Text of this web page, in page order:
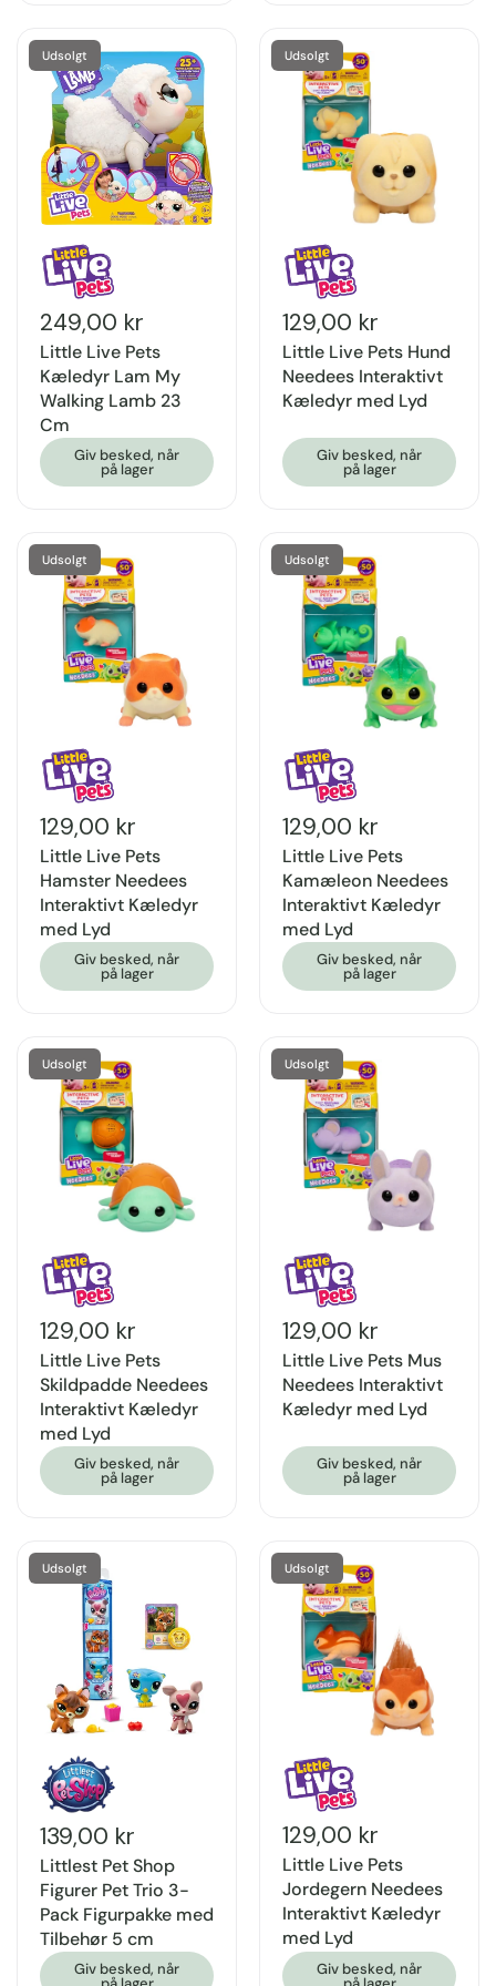
Udsolgt
249,00 kr
Little Live Pets
Kæledyr Lam My
Walking Lamb 23
Cm
Giv besked, når
på lager
Udsolgt
129,00 kr
Little Live Pets Hund
Needees Interaktivt
Kæledyr med Lyd
Giv besked, når
på lager
Udsolgt
129,00 kr
Little Live Pets
Hamster Needees
Interaktivt Kæledyr
med Lyd
Giv besked, når
på lager
Udsolgt
129,00 kr
Little Live Pets
Kamæleon Needees
Interaktivt Kæledyr
med Lyd
Giv besked, når
på lager
Udsolgt
129,00 kr
Little Live Pets
Skildpadde Needees
Interaktivt Kæledyr
med Lyd
Giv besked, når
på lager
Udsolgt
129,00 kr
Little Live Pets Mus
Needees Interaktivt
Kæledyr med Lyd
Giv besked, når
på lager
Udsolgt
139,00 kr
Littlest Pet Shop
Figurer Pet Trio 3-
Pack Figurpakke med
Tilbehør 5 cm
Giv besked, når
Udsolgt
129,00 kr
Little Live Pets
Jordegern Needees
Interaktivt Kæledyr
med Lyd
Giv besked, når